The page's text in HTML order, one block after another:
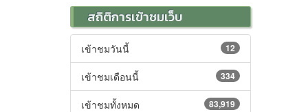
สถิติการเข้าชมเว็บ
12
เข้าชมวันนี้
334
เข้าชมเดือนนี้
83,919
เข้าชมทั้งหมด